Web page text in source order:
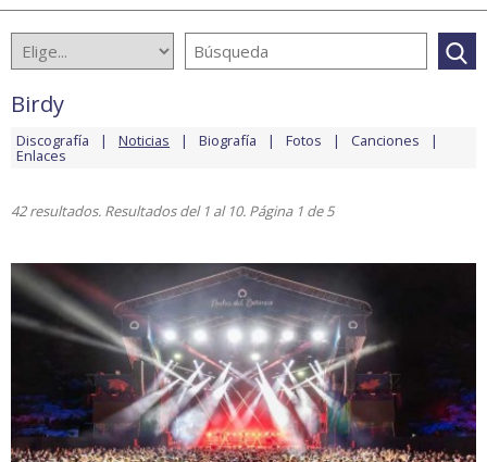
Birdy
Discografía Noticias Biografía Fotos Canciones
Enlaces
42 resultados. Resultados del 1 al 10. Página 1 de 5